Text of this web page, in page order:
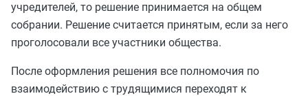
учредителей, то решение принимается на общем
собрании. Решение считается принятым, если за него
проголосовали все участники общества.
После оформления решения все полномочия по
взаимодействию с трудящимися переходят к